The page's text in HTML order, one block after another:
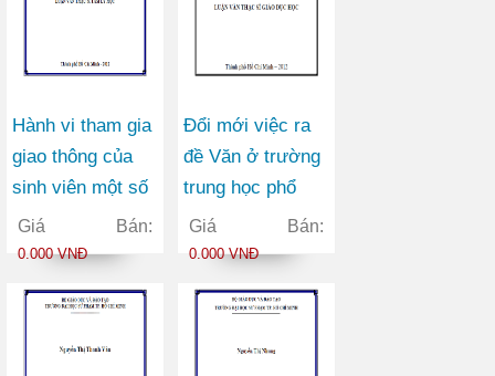
Hành vi tham gia
giao thông của
sinh viên một số
trường đại học
tại thành phố Hồ
Giá Bán:
0.000 VNĐ
Đổi mới việc ra
đề Văn ở trường
trung học phổ
thông từ góc độ
đổi mới kiểm tra
Giá Bán:
0.000 VNĐ